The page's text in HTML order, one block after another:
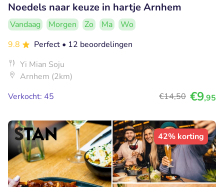
Noedels naar keuze in hartje Arnhem
Vandaag Morgen Zo Ma
Wo
9.8
Perfect • 12 beoordelingen
Yi Mian Soju
Arnhem (2km)
Verkocht: 45
€14,50 €9,95
42% korting